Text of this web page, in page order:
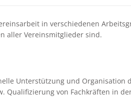
in verschiedenen
aller Vereinsmitglieder sind.
Unterstützung und
von Fachkräften in